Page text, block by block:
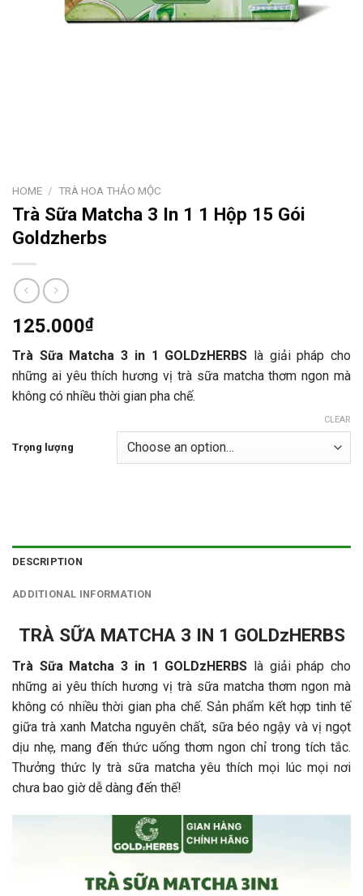
HOME / TRÀ HOA THẢO MỘC
Trà Sữa Matcha 3 In 1 1 Hộp 15 Gói
Goldzherbs
125.000₫
Trà Sữa Matcha 3 in 1 GOLDzHERBS
là giải pháp cho
những ai yêu thích hương vị trà sữa matcha thơm ngon mà
không có nhiều thời gian pha chế.
Trọng lượng
CLEAR
DESCRIPTION
ADDITIONAL INFORMATION
TRÀ SỮA MATCHA 3 IN 1 GOLDzHERBS
Trà Sữa Matcha 3 in 1 GOLDzHERBS
là giải pháp cho
những ai yêu thích hương vị trà sữa matcha thơm ngon mà
không có nhiều thời gian pha chế. Sản phẩm kết hợp tinh tế
giữa trà xanh Matcha nguyên chất, sữa béo ngậy và vị ngọt
dịu nhẹ, mang đến thức uống thơm ngon chỉ trong tích tắc.
Thưởng thức ly trà sữa matcha yêu thích mọi lúc mọi nơi
chưa bao giờ dễ dàng đến thế!